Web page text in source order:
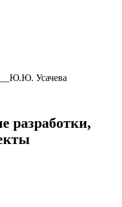
Усачева
разработки,